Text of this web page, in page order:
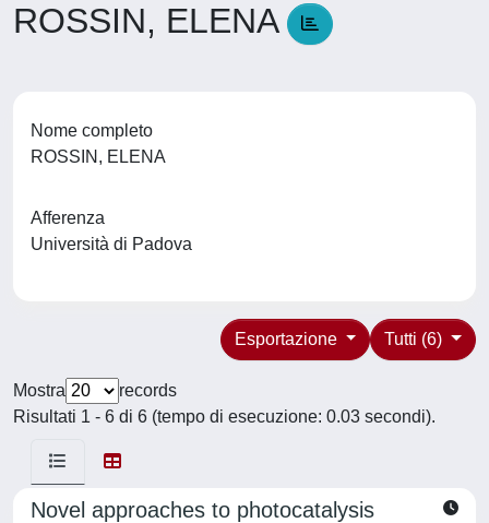
ROSSIN, ELENA
Nome completo
ROSSIN, ELENA
Afferenza
Università di Padova
Tutti (6)
Esportazione
Mostra
records
Risultati 1 - 6 di 6 (tempo di esecuzione: 0.03 secondi).
Novel approaches to photocatalysis